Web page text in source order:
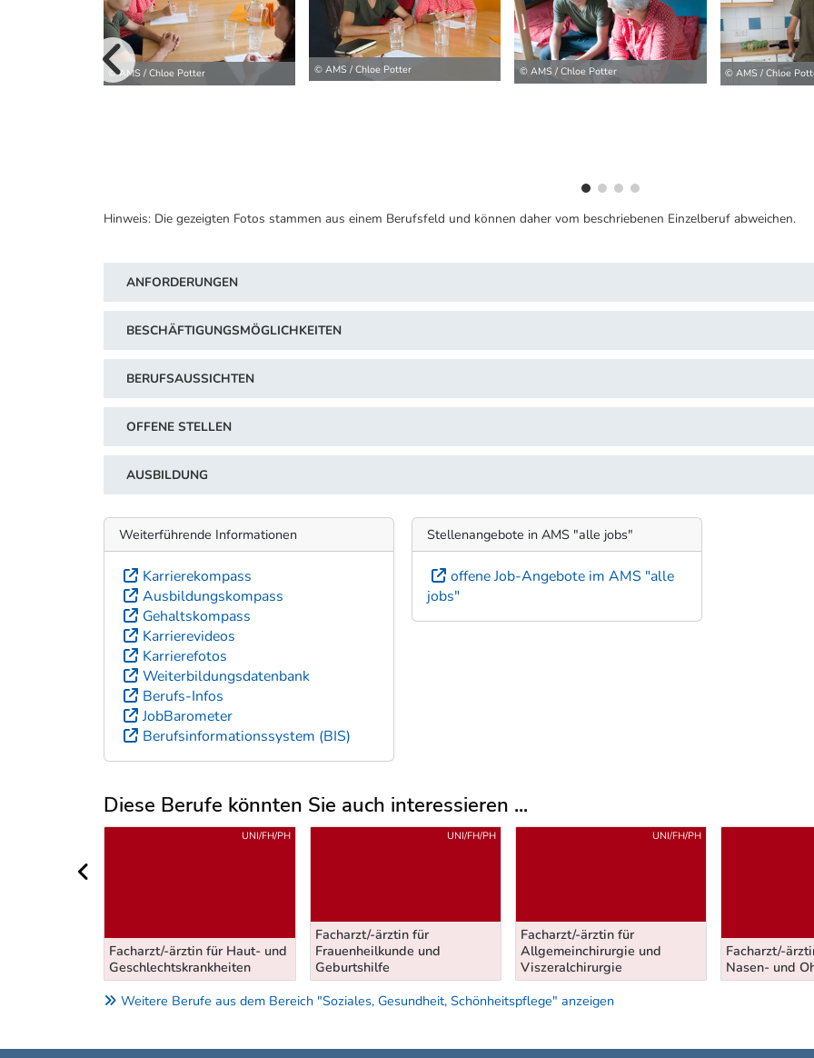
© AMS / Chloe Potter © AMS / Chloe Potter © AMS / Chloe Potter © AMS / Chloe
vorherige Bilder
Hinweis: Die gezeigten Fotos stammen aus einem Berufsfeld und können daher vom beschriebenen Einzelberuf abweichen.
ANFORDERUNGEN
BESCHÄFTIGUNGSMÖGLICHKEITEN
BERUFSAUSSICHTEN
OFFENE STELLEN
AUSBILDUNG
Weiterführende Informationen
Karrierekompass
Ausbildungskompass
Gehaltskompass
Karrierevideos
Karrierefotos
Weiterbildungsdatenbank
Berufs-Infos
JobBarometer
Berufsinformationssystem (BIS)
Stellenangebote in AMS "alle jobs"
offene Job-Angebote im AMS "alle
jobs"
Diese Berufe könnten Sie auch interessieren ...
Uber weitere Berufsvorschläge
Facharzt/-ärztin für Haut- und
Geschlechtskrankheiten
UNI/FH/PH
Facharzt/-ärztin für
Frauenheilkunde und
Geburtshilfe
UNI/FH/PH
Facharzt/-ärztin für
Allgemeinchirurgie und
Viszeralchirurgie
UNI/FH/PH
Facharzt/-
Nasen- und
Weitere Berufe aus dem Bereich "Soziales, Gesundheit, Schönheitspflege" anzeigen